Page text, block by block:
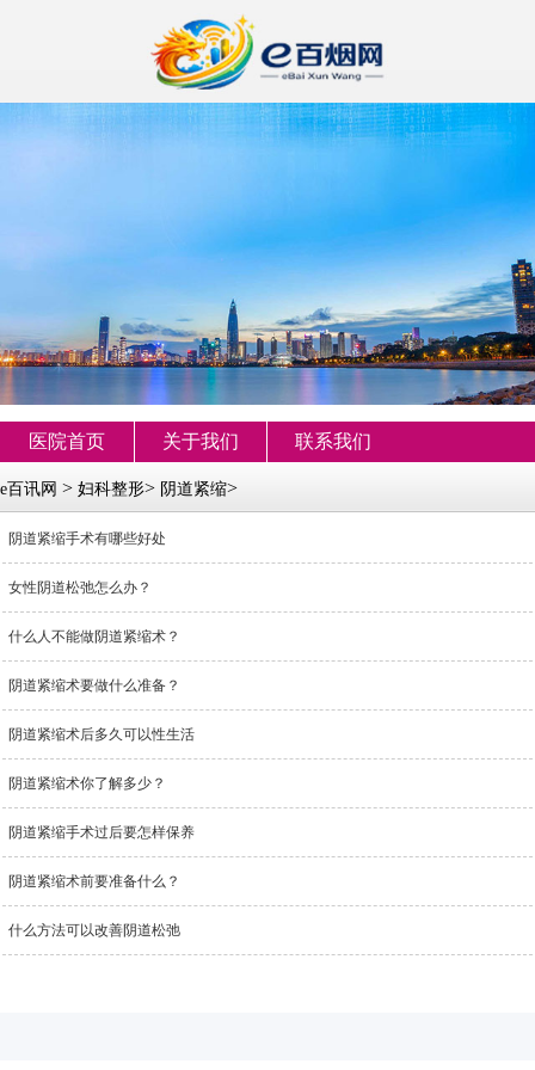
医院首页 关于我们 联系我们
e百讯网 > 妇科整形> 阴道紧缩>
阴道紧缩手术有哪些好处
女性阴道松弛怎么办？
什么人不能做阴道紧缩术？
阴道紧缩术要做什么准备？
阴道紧缩术后多久可以性生活
阴道紧缩术你了解多少？
阴道紧缩手术过后要怎样保养
阴道紧缩术前要准备什么？
什么方法可以改善阴道松弛